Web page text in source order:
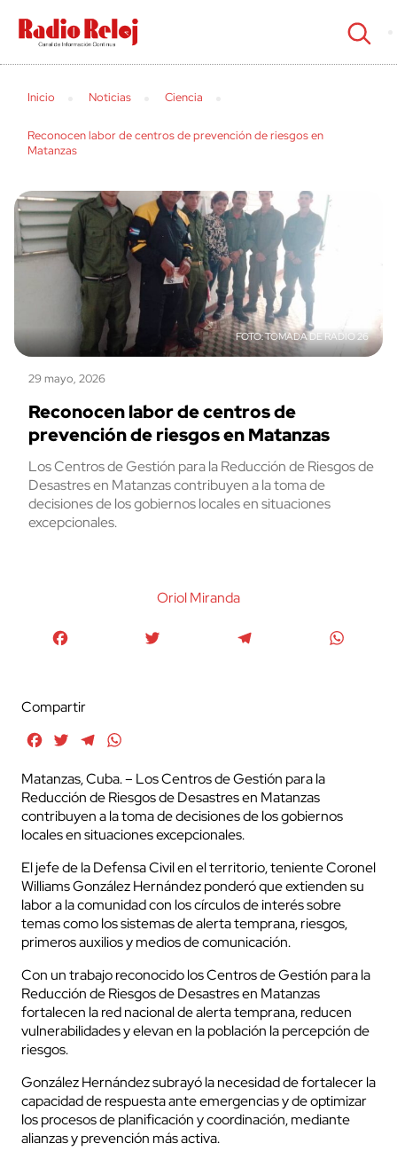
cerrar
Inicio Noticias Ciencia
Reconocen labor de centros de prevención de riesgos en
Matanzas
TOMADA DE RADIO 26
29 mayo, 2026
Reconocen labor de centros de
prevención de riesgos en Matanzas
Los Centros de Gestión para la Reducción de Riesgos de
Desastres en Matanzas contribuyen a la toma de
decisiones de los gobiernos locales en situaciones
excepcionales.
Oriol Miranda
Compartir
FacebookTwitterTelegram
Matanzas, Cuba. – Los Centros de Gestión para la
Reducción de Riesgos de Desastres en Matanzas
contribuyen a la toma de decisiones de los gobiernos
locales en situaciones excepcionales.
El jefe de la Defensa Civil en el territorio, teniente Coronel
Williams González Hernández ponderó que extienden su
labor a la comunidad con los círculos de interés sobre
temas como los sistemas de alerta temprana, riesgos,
primeros auxilios y medios de comunicación.
Con un trabajo reconocido los Centros de Gestión para la
Reducción de Riesgos de Desastres en Matanzas
fortalecen la red nacional de alerta temprana, reducen
vulnerabilidades y elevan en la población la percepción de
riesgos.
González Hernández subrayó la necesidad de fortalecer la
capacidad de respuesta ante emergencias y de optimizar
los procesos de planificación y coordinación, mediante
alianzas y prevención más activa.